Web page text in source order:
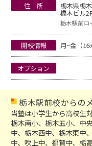
住 所 栃木県栃
橋本ビル
栃木駅前ロ
開校情報 月~金（
オプション
栃木駅前校からの
当塾は小学生から高校生
栃木南小、栃木五小、中
中、栃木西中、栃木東中
中、吹上中、都賀中、栃